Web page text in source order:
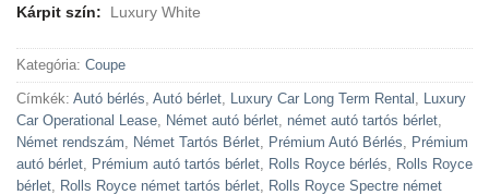
Kárpit szín: Luxury White
Kategória: Coupe
Címkék: Autó bérlés Autó bérlet Luxury Car Long Term Rental
Luxury
Car Operational Lease
Német autó bérlet német autó tartós bérlet
Német rendszám
Német Tartós Bérlet Prémium Autó Bérlés
Prémium
autó bérlet
Prémium autó tartós bérlet Rolls Royce bérlés
Rolls Royce
bérlet
Rolls Royce német tartós bérlet
Rolls Royce Spectre német